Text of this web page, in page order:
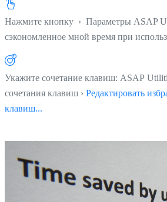
Нажмите кнопку › Параметры ASAP
сэкономленное мной время при
Укажите сочетание клавиш: ASAP
сочетания клавиш › Редактировать
клавиш...